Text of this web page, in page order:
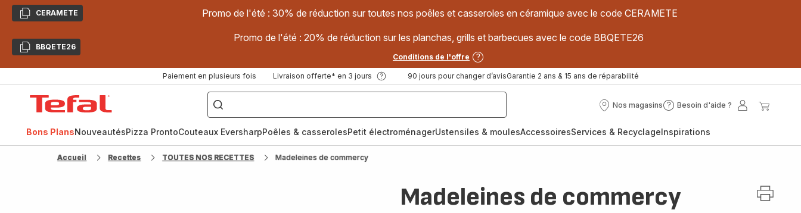
CopierCERAMETE Promo de l'été : 30% de réduction sur toutes nos poêles et casseroles en céramique avec le code CERAMETE
CopierBBQETE26
Promo de l'été : 20% de réduction sur les planchas, grills et barbecues avec le code BBQETE26
Conditions de l'offre
Paiement en plusieurs fois Livraison offerte* en 3 jours 90 jours pour changer d’avisGarantie 2 ans & 15 ans de réparabilité
["Poêles
inox,
Cake
Factory,
Nos magasins
Nos
Besoin d'aide ?
Besoin
?
Mon
Bons PlansNouveautésPizza ProntoCouteaux EversharpPoêles & casserolesPetit électroménagerUstensiles & moulesAccessoiresServices & RecyclageInspirations
Accueil Recettes TOUTES NOS RECETTES Madeleines de commercy
Madeleines de commercy